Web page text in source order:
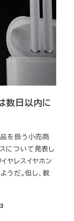
数日以内に
を扱う小売商
について発表し
ヤレスイヤホン
うだ。但し、数